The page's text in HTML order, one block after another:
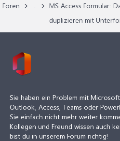
Foren ...
MS Access Formular:
duplizieren mit
Sie haben ein Problem mit
Outlook, Access, Teams oder
Sie einfach nicht mehr weiter
Kollegen und Freund wissen auch
bist du in unserem Forum richtig!